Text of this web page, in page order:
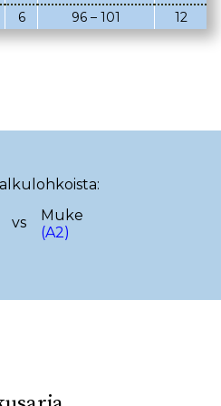
08.02.2023
14.12.2022
19.10.2022
15.09.2022
08.08.2022
6 96 – 101 12
vs
Muke
(A2)